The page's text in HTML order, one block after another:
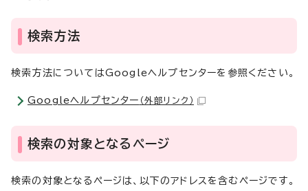
検索方法
検索方法についてはGoogleヘルプセンターを参照ください。
Googleヘルプセンター （外部リンク）
検索の対象となるページ
検索の対象となるページは、以下のアドレスを含むページです。